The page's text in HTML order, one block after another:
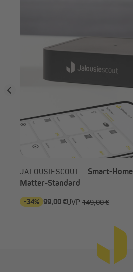
JALOUSIESCOUT – Smart-
Matter-Standard
-34% 99,00 €UVP 149,00 €